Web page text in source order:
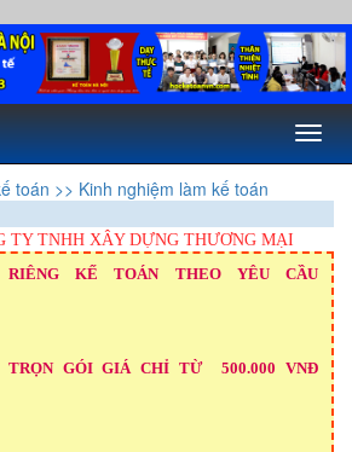
Toggle
toán >> Kinh nghiệm làm kế toán
TY TNHH XÂY DỰNG THƯƠNG MẠI
KẾ TOÁN THEO YÊU CẦU
TRỌN GÓI GIÁ CHỈ TỪ 500.000 VNĐ